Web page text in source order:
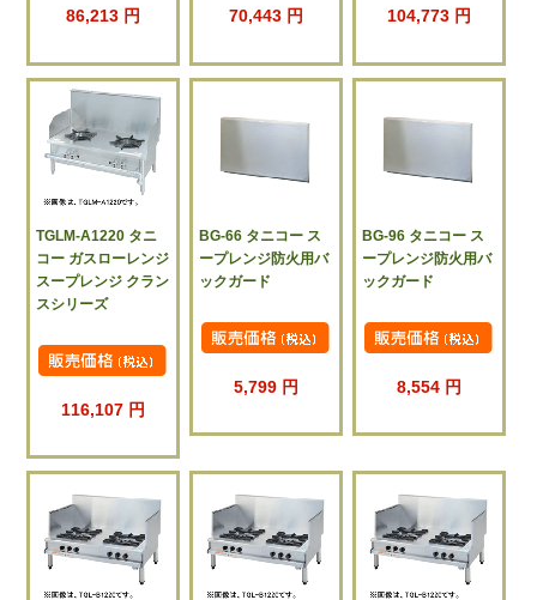
86,213 円 70,443 円 104,773 円
TGLM-A1220 タニ
コー ガスローレンジ
スープレンジ クラン
スシリーズ
116,107 円
BG-66 タニコー ス
ープレンジ防火用バ
ックガード
5,799 円
BG-96 タニコー ス
ープレンジ防火用バ
ックガード
8,554 円